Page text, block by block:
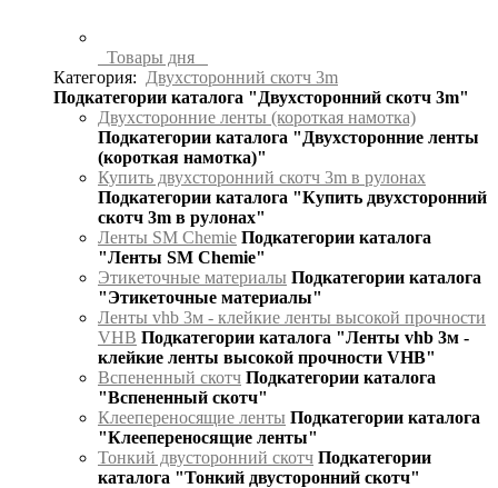
Товары дня
Категория:
Двухсторонний скотч 3m
Подкатегории каталога "Двухсторонний скотч 3m"
Двухсторонние ленты (короткая намотка)
Подкатегории каталога "Двухсторонние ленты
(короткая намотка)"
Купить двухсторонний скотч 3m в рулонах
Подкатегории каталога "Купить двухсторонний
скотч 3m в рулонах"
Ленты SM Chemie Подкатегории каталога
"Ленты SM Chemie"
Этикеточные материалы Подкатегории каталога
"Этикеточные материалы"
Ленты vhb 3м - клейкие ленты высокой прочности
VHB Подкатегории каталога "Ленты vhb 3м -
клейкие ленты высокой прочности VHB"
Вспененный скотч Подкатегории каталога
"Вспененный скотч"
Клеепереносящие ленты Подкатегории каталога
"Клеепереносящие ленты"
Тонкий двусторонний скотч Подкатегории
каталога "Тонкий двусторонний скотч"